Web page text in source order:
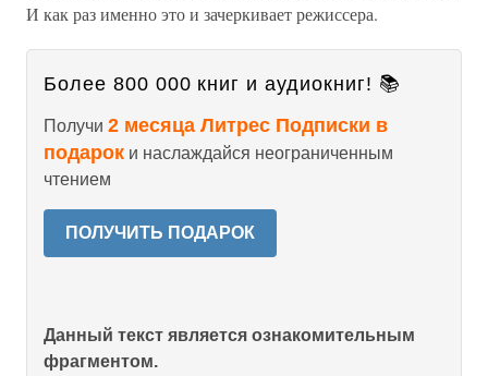
И как раз именно это и зачеркивает режиссера.
Более 800 000 книг и аудиокниг! 📚
Получи 2 месяца Литрес Подписки в
подарок и наслаждайся неограниченным
чтением
ПОЛУЧИТЬ ПОДАРОК
Данный текст является ознакомительным
фрагментом.